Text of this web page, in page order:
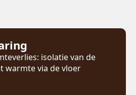
isolatie van de
warmte via de vloer